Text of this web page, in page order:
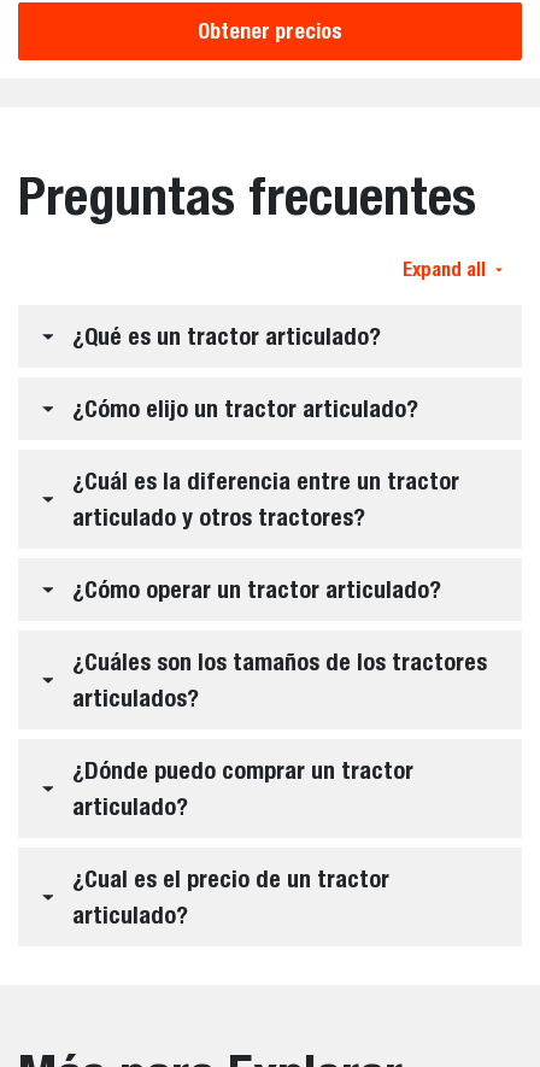
Obtener precios
Preguntas frecuentes
Expand all
¿Qué es un tractor articulado?
¿Cómo elijo un tractor articulado?
¿Cuál es la diferencia entre un tractor
articulado y otros tractores?
¿Cómo operar un tractor articulado?
¿Cuáles son los tamaños de los tractores
articulados?
¿Dónde puedo comprar un tractor
articulado?
¿Cual es el precio de un tractor
articulado?